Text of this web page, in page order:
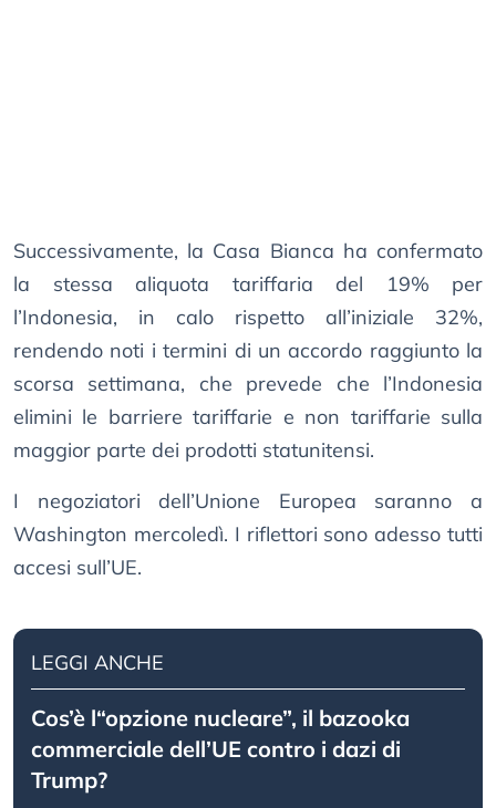
Successivamente, la Casa Bianca ha confermato
la stessa aliquota tariffaria del 19% per
l’Indonesia, in calo rispetto all’iniziale 32%,
rendendo noti i termini di un accordo raggiunto la
scorsa settimana, che prevede che l’Indonesia
elimini le barriere tariffarie e non tariffarie sulla
maggior parte dei prodotti statunitensi.
I negoziatori dell’Unione Europea saranno a
Washington mercoledì. I riflettori sono adesso tutti
accesi sull’UE.
LEGGI ANCHE
Cos’è l“opzione nucleare”, il bazooka
commerciale dell’UE contro i dazi di
Trump?